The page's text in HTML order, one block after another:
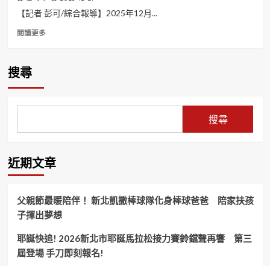
【記者 彭可/綜合報導】2025年12月...
閱讀更多Read
市
委
員
四
屆
一
次
委
搜尋
搜尋
近期文章
父親節最暖陪伴！ 新北凱撒棒球隊化身棒球爸爸 陪家扶孩
子揮出夢想
耶誕快追! 2026新北市耶誕馬拉松接力賽鈴鐺聲再響 第三
屆登場 手刀即刻報名!